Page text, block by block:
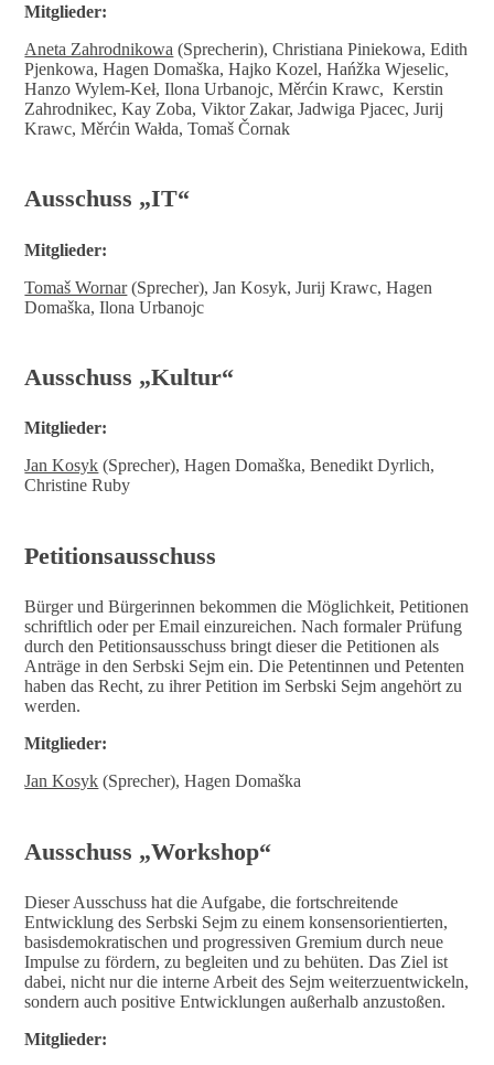
Mitglieder:
Aneta Zahrodnikowa (Sprecherin), Christiana Piniekowa, Edith
Pjenkowa, Hagen Domaška, Hajko Kozel, Hańžka Wjeselic,
Hanzo Wylem-Keł, Ilona Urbanojc, Měrćin Krawc, Kerstin
Zahrodnikec, Kay Zoba, Viktor Zakar, Jadwiga Pjacec, Jurij
Krawc, Měrćin Wałda, Tomaš Čornak
Ausschuss „IT“
Mitglieder:
Tomaš Wornar(Sprecher), Jan Kosyk, Jurij Krawc, Hagen
Domaška, Ilona Urbanojc
Ausschuss „Kultur“
Mitglieder:
Jan Kosyk (Sprecher), Hagen Domaška, Benedikt Dyrlich,
Christine Ruby
Petitionsausschuss
Bürger und Bürgerinnen bekommen die Möglichkeit, Petitionen
schriftlich oder per Email einzureichen. Nach formaler Prüfung
durch den Petitionsausschuss bringt dieser die Petitionen als
Anträge in den Serbski Sejm ein. Die Petentinnen und Petenten
haben das Recht, zu ihrer Petition im Serbski Sejm angehört zu
werden.
Mitglieder:
Jan Kosyk (Sprecher), Hagen Domaška
Ausschuss „Workshop“
Dieser Ausschuss hat die Aufgabe, die fortschreitende
Entwicklung des Serbski Sejm zu einem konsensorientierten,
basisdemokratischen und progressiven Gremium durch neue
Impulse zu fördern, zu begleiten und zu behüten. Das Ziel ist
dabei, nicht nur die interne Arbeit des Sejm weiterzuentwickeln,
sondern auch positive Entwicklungen außerhalb anzustoßen.
Mitglieder: